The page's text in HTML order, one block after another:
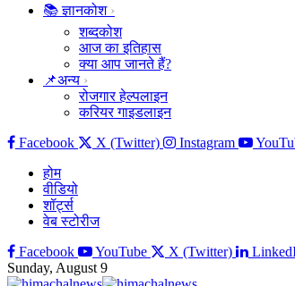
📚 ज्ञानकोश
शब्दकोश
आज का इतिहास
क्या आप जानते हैं?
📌अन्य
रोजगार हेल्पलाइन
करियर गाइडलाइन
Facebook
X (Twitter) Instagram
होम
वीडियो
शॉर्ट्स
वेब स्टोरीज
Facebook
YouTube X (Twitter)
Sunday, August 9